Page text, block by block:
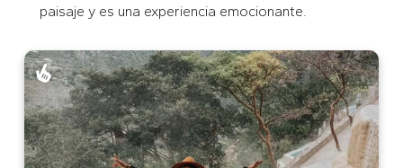
paisaje y es una experiencia emocionante.